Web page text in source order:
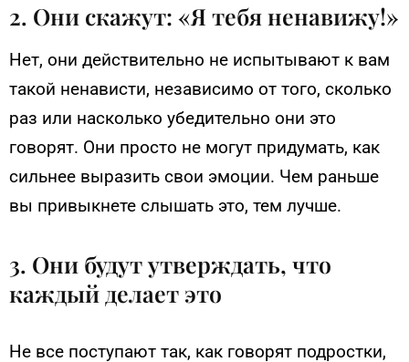
2. Они скажут: «Я тебя ненавижу!»
Нет, они действительно не испытывают к вам
такой ненависти, независимо от того, сколько
раз или насколько убедительно они это
говорят. Они просто не могут придумать, как
сильнее выразить свои эмоции. Чем раньше
вы привыкнете слышать это, тем лучше.
3. Они будут утверждать, что
каждый делает это
Не все поступают так, как говорят подростки,